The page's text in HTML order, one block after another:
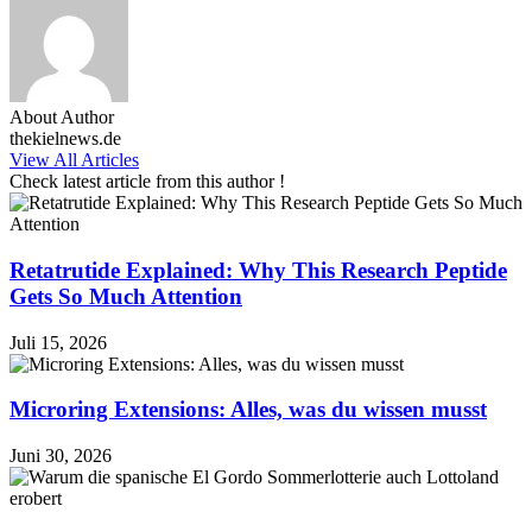
About Author
thekielnews.de
View All Articles
Check latest article from this author !
Retatrutide Explained: Why This Research Peptide
Gets So Much Attention
Juli 15, 2026
Microring Extensions: Alles, was du wissen musst
Juni 30, 2026